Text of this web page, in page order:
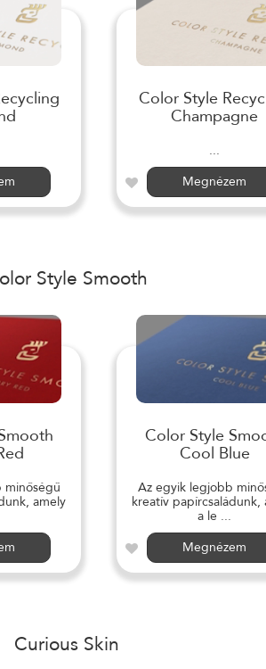
Color Style
Champagne
...
Megnézem
Style Smooth
amely
Color Style
Cool Blue
Az egyik legjobb
kreatív papírcsaládunk,
a le ...
Megnézem
Curious Skin